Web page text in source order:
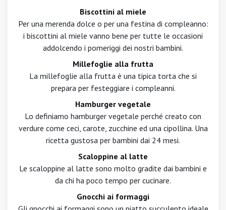
Biscottini al miele
Per una merenda dolce o per una festina di compleanno:
i biscottini al miele vanno bene per tutte le occasioni
addolcendo i pomeriggi dei nostri bambini.
Millefoglie alla frutta
La millefoglie alla frutta è una tipica torta che si
prepara per festeggiare i compleanni.
Hamburger vegetale
Lo definiamo hamburger vegetale perché creato con
verdure come ceci, carote, zucchine ed una cipollina. Una
ricetta gustosa per bambini dai 24 mesi.
Scaloppine al latte
Le scaloppine al latte sono molto gradite dai bambini e
da chi ha poco tempo per cucinare.
Gnocchi ai formaggi